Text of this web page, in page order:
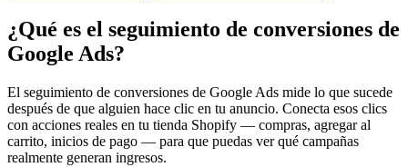
¿Qué es el seguimiento de conversiones de
Google Ads?
El seguimiento de conversiones de Google Ads mide lo que sucede
después de que alguien hace clic en tu anuncio. Conecta esos clics
con acciones reales en tu tienda Shopify — compras, agregar al
carrito, inicios de pago — para que puedas ver qué campañas
realmente generan ingresos.